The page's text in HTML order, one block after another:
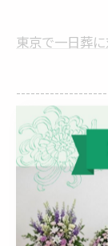
東京で一日葬
家族葬 通夜
< 前のページ